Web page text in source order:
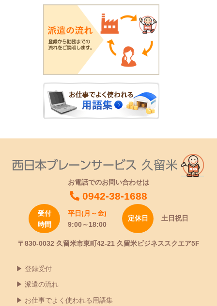
お電話でのお問い合わせは
0942-38-1688
受付
時間
平日(月～金)
9:00～18:00
定休日 土日祝日
〒830-0032 久留米市東町42-21 久留米ビジネススクエア5F
登録受付
派遣の流れ
お仕事でよく使われる用語集